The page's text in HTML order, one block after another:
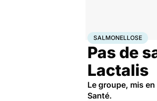
AccueilSanté
SALMONELLOSE
Pas de
Lactalis
Le groupe, mis
Santé.